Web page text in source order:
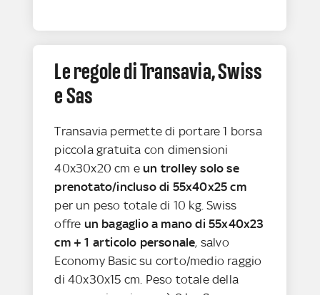
Le regole di Transavia, Swiss
e Sas
Transavia permette di portare 1 borsa
piccola gratuita con dimensioni
40x30x20 cm eun trolley solo se
prenotato/incluso di 55x40x25 cm
per un peso totale di 10 kg. Swiss
offre un bagaglio a mano di 55x40x23
cm + 1 articolo personale, salvo
Economy Basic su corto/medio raggio
di 40x30x15 cm. Peso totale della